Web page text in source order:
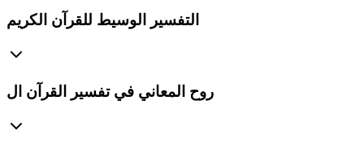
التفسير الوسيط للقرآن الكريم
روح المعاني في تفسير القرآن ال